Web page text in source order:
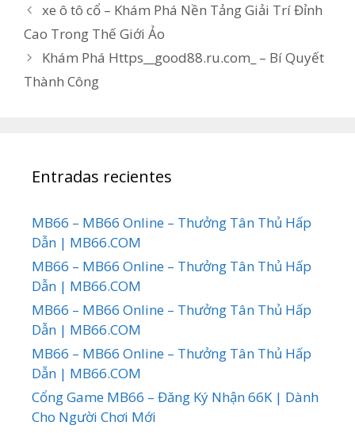
xe ô tô cổ – Khám Phá Nền Tảng Giải Trí Đỉnh
Cao Trong Thế Giới Ảo
Khám Phá Https__good88.ru.com_ – Bí Quyết
Thành Công
Entradas recientes
MB66 – MB66 Online – Thưởng Tân Thủ Hấp
Dẫn | MB66.COM
MB66 – MB66 Online – Thưởng Tân Thủ Hấp
Dẫn | MB66.COM
MB66 – MB66 Online – Thưởng Tân Thủ Hấp
Dẫn | MB66.COM
MB66 – MB66 Online – Thưởng Tân Thủ Hấp
Dẫn | MB66.COM
Cổng Game MB66 – Đăng Ký Nhận 66K | Dành
Cho Người Chơi Mới